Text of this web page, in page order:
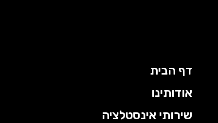
דף הבית
אודותינו
שירותי אינסטלציה